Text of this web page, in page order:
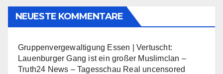
NEUESTE KOMMENTARE
Gruppenvergewaltigung Essen | Vertuscht:
Lauenburger Gang ist ein großer Muslimclan –
Truth24 News – Tagesschau Real uncensored